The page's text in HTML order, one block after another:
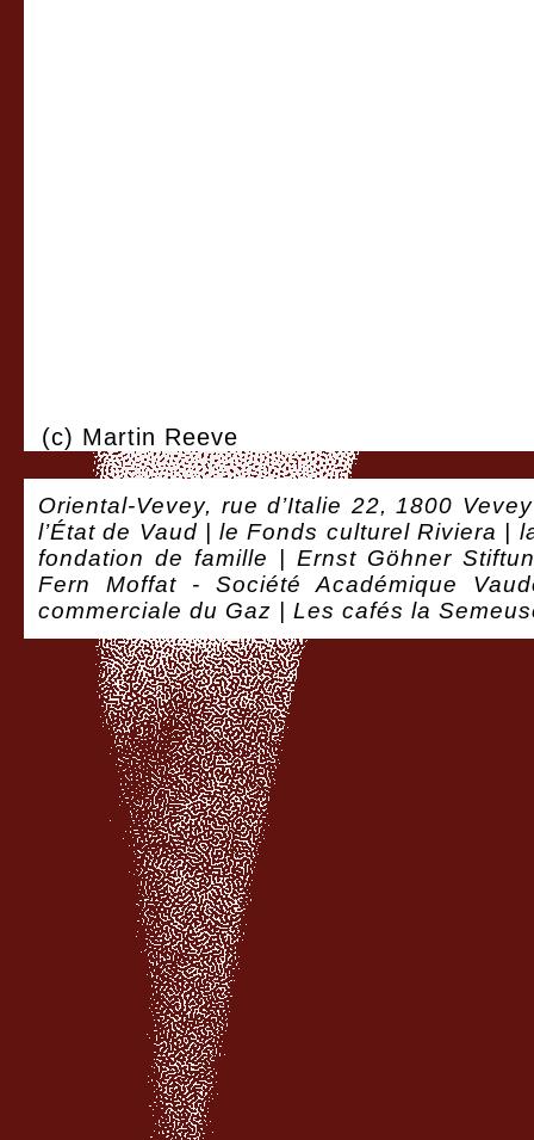
(c) Martin Reeve
Oriental-Vevey, rue d’Italie 22, 1800
l’État de Vaud | le Fonds culturel Riviera |
fondation de famille | Ernst Göhner
Fern Moffat - Société Académique
commerciale du Gaz
| Les cafés la